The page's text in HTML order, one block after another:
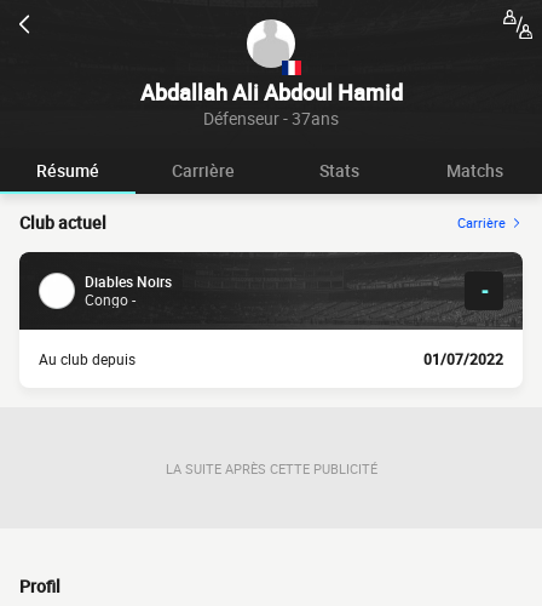
Abdallah Ali Abdoul Hamid
Défenseur - 37ans
Résumé Carrière Stats Matchs
Club actuel Carrière
Diables Noirs
Congo -
-
Au club depuis 01/07/2022
LA SUITE APRÈS CETTE PUBLICITÉ
Profil